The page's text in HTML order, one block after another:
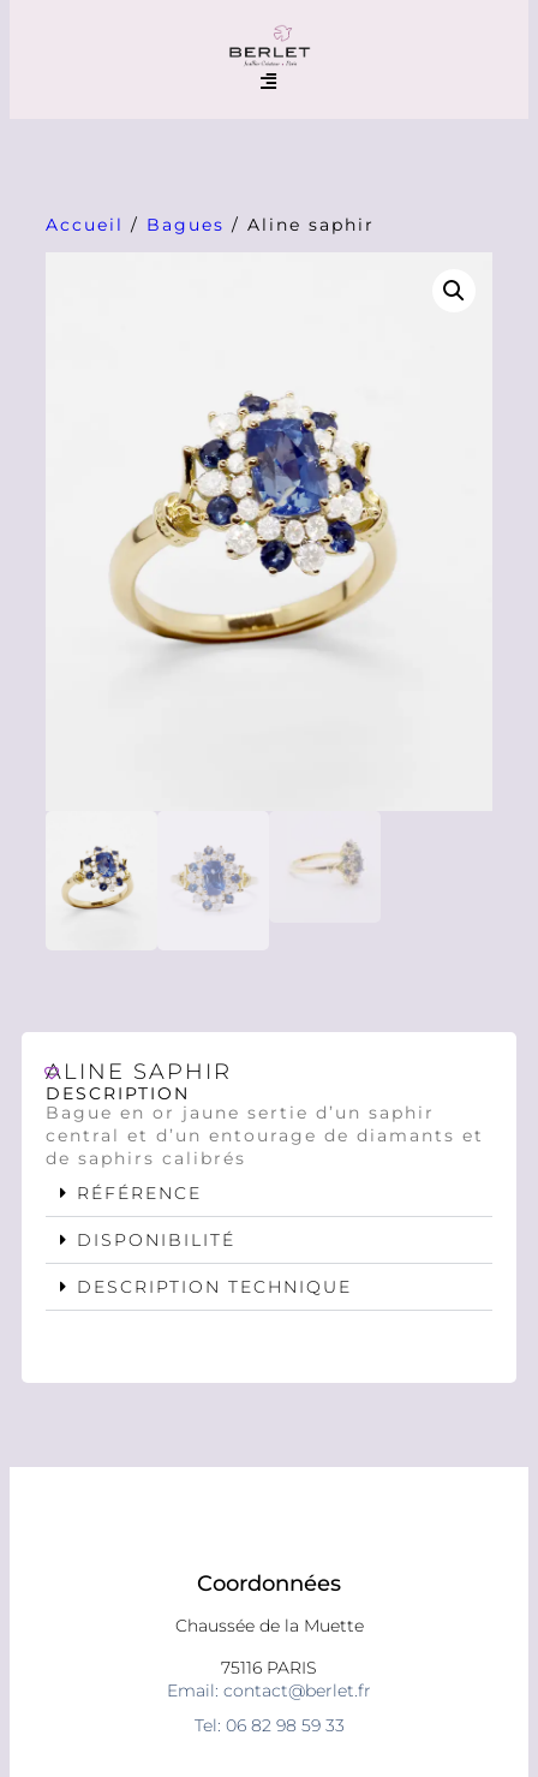
Accueil / Bagues / Aline saphir
ALINE SAPHIR
DESCRIPTION
Bague en or jaune sertie d’un saphir
central et d’un entourage de diamants et
de saphirs calibrés
RÉFÉRENCE
DISPONIBILITÉ
DESCRIPTION TECHNIQUE
Coordonnées
Chaussée de la Muette
75116 PARIS
Email: contact@berlet.fr
Tel: 06 82 98 59 33